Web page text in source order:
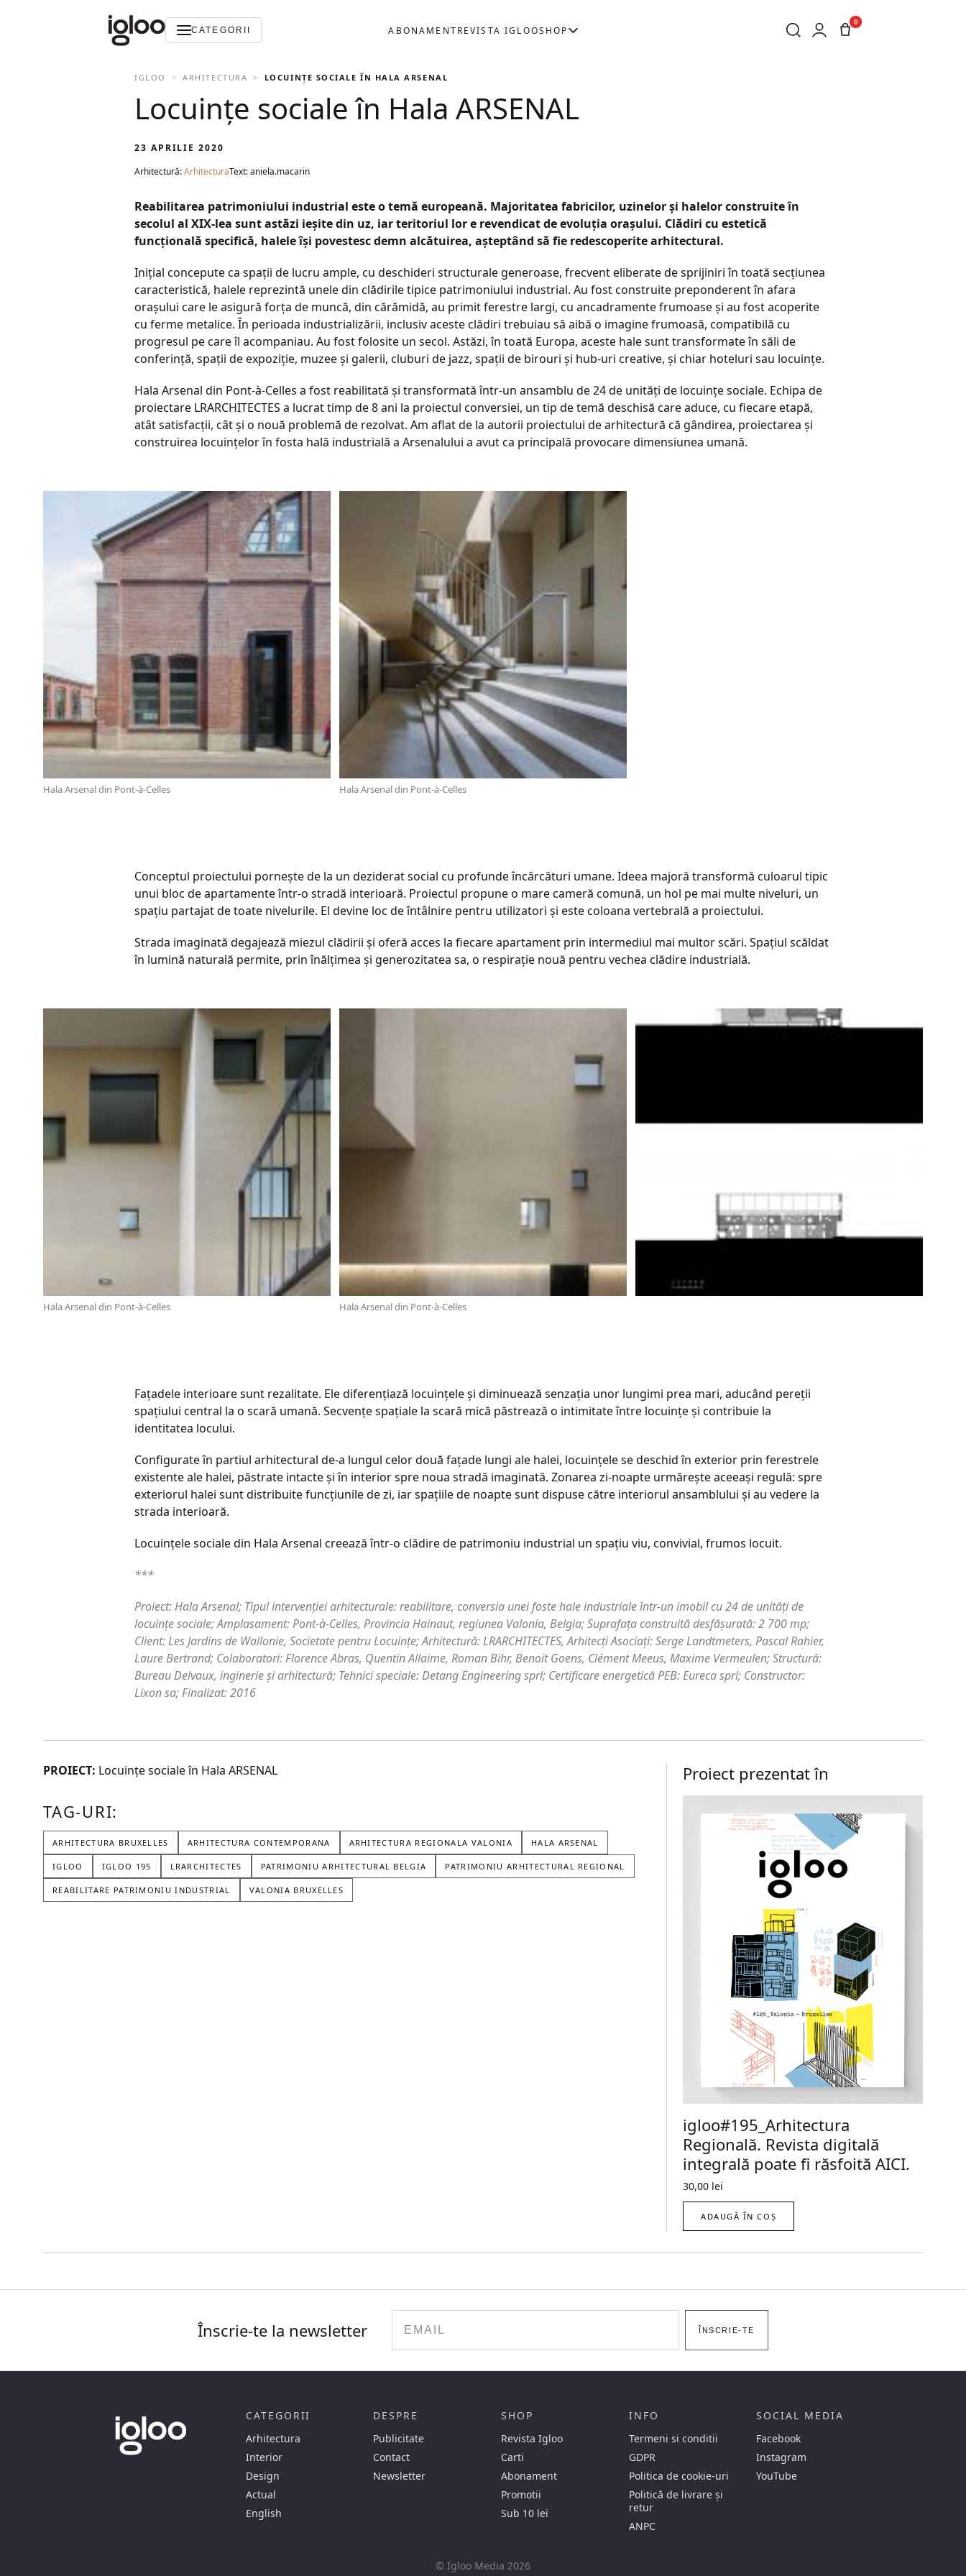
CATEGORII ABONAMENTREVISTA IGLOOSHOP
0
IGLOO ARHITECTURA LOCUINŢE SOCIALE ÎN HALA ARSENAL
Locuinţe sociale în Hala ARSENAL
23 APRILIE 2020
Arhitectură:ArhitecturaText: aniela.macarin
Reabilitarea patrimoniului industrial este o temă europeană. Majoritatea fabricilor, uzinelor şi halelor construite în
secolul al XIX-lea sunt astăzi ieşite din uz, iar teritoriul lor e revendicat de evoluţia oraşului. Clădiri cu estetică
funcţională specifică, halele îşi povestesc demn alcătuirea, aşteptând să fie redescoperite arhitectural.
Iniţial concepute ca spaţii de lucru ample, cu deschideri structurale generoase, frecvent eliberate de sprijiniri în toată secţiunea
caracteristică, halele reprezintă unele din clădirile tipice patrimoniului industrial. Au fost construite preponderent în afara
oraşului care le asigură forţa de muncă, din cărămidă, au primit ferestre largi, cu ancadramente frumoase şi au fost acoperite
cu ferme metalice. În perioada industrializării, inclusiv aceste clădiri trebuiau să aibă o imagine frumoasă, compatibilă cu
progresul pe care îl acompaniau. Au fost folosite un secol. Astăzi, în toată Europa, aceste hale sunt transformate în săli de
conferinţă, spaţii de expoziţie, muzee şi galerii, cluburi de jazz, spaţii de birouri şi hub-uri creative, şi chiar hoteluri sau locuinţe.
Hala Arsenal din Pont-à-Celles a fost reabilitată şi transformată într-un ansamblu de 24 de unităţi de locuinţe sociale. Echipa de
proiectare LRARCHITECTES a lucrat timp de 8 ani la proiectul conversiei, un tip de temă deschisă care aduce, cu fiecare etapă,
atât satisfacții, cât şi o nouă problemă de rezolvat. Am aflat de la autorii proiectului de arhitectură că gândirea, proiectarea şi
construirea locuinţelor în fosta hală industrială a Arsenalului a avut ca principală provocare dimensiunea umană.
Hala Arsenal din Pont-à-Celles Hala Arsenal din Pont-à-Celles
Conceptul proiectului porneşte de la un deziderat social cu profunde încărcături umane. Ideea majoră transformă culoarul tipic
unui bloc de apartamente într-o stradă interioară. Proiectul propune o mare cameră comună, un hol pe mai multe niveluri, un
spaţiu partajat de toate nivelurile. El devine loc de întâlnire pentru utilizatori și este coloana vertebrală a proiectului.
Strada imaginată degajează miezul clădirii şi oferă acces la fiecare apartament prin intermediul mai multor scări. Spațiul scăldat
în lumină naturală permite, prin înălțimea și generozitatea sa, o respiraţie nouă pentru vechea clădire industrială.
Hala Arsenal din Pont-à-Celles Hala Arsenal din Pont-à-Celles
Fațadele interioare sunt rezalitate. Ele diferențiază locuințele şi diminuează senzaţia unor lungimi prea mari, aducând pereţii
spaţiului central la o scară umană. Secvenţe spaţiale la scară mică păstrează o intimitate între locuințe și contribuie la
identitatea locului.
Configurate în partiul arhitectural de-a lungul celor două fațade lungi ale halei, locuinţele se deschid în exterior prin ferestrele
existente ale halei, păstrate intacte şi în interior spre noua stradă imaginată. Zonarea zi-noapte urmăreşte aceeaşi regulă: spre
exteriorul halei sunt distribuite funcţiunile de zi, iar spaţiile de noapte sunt dispuse către interiorul ansamblului şi au vedere la
strada interioară.
Locuinţele sociale din Hala Arsenal creează într-o clădire de patrimoniu industrial un spaţiu viu, convivial, frumos locuit.
***
Proiect: Hala Arsenal; Tipul intervenției arhitecturale: reabilitare, conversia unei foste hale industriale într-un imobil cu 24 de unități de
locuințe sociale; Amplasament: Pont-à-Celles, Provincia Hainaut, regiunea Valonia, Belgia; Suprafaţa construită desfăşurată: 2 700 mp;
Client: Les Jardins de Wallonie, Societate pentru Locuinţe; Arhitectură: LRARCHITECTES, Arhitecţi Asociaţi: Serge Landtmeters, Pascal Rahier,
Laure Bertrand; Colaboratori: Florence Abras, Quentin Allaime, Roman Bihr, Benoit Goens, Clément Meeus, Maxime Vermeulen; Structură:
Bureau Delvaux, inginerie şi arhitectură; Tehnici speciale: Detang Engineering sprl; Certificare energetică PEB: Eureca sprl; Constructor:
Lixon sa; Finalizat: 2016
PROIECT: Locuinţe sociale în Hala ARSENAL
TAG-URI:
ARHITECTURA BRUXELLES ARHITECTURA CONTEMPORANA ARHITECTURA REGIONALA VALONIA HALA ARSENAL
IGLOO IGLOO 195 LRARCHITECTES PATRIMONIU ARHITECTURAL BELGIA PATRIMONIU ARHITECTURAL REGIONAL
REABILITARE PATRIMONIU INDUSTRIAL VALONIA BRUXELLES
Proiect prezentat în
igloo#195_Arhitectura
Regională. Revista digitală
integrală poate fi răsfoită AICI.
30,00 lei
ADAUGĂ ÎN COȘ
Înscrie-te la newsletter ÎNSCRIE-TE
CATEGORII
Arhitectura
Interior
Design
Actual
English
DESPRE
Publicitate
Contact
Newsletter
SHOP
Revista Igloo
Carti
Abonament
Promotii
Sub 10 lei
INFO
Termeni si conditii
GDPR
Politica de cookie-uri
Politică de livrare și
retur
ANPC
SOCIAL MEDIA
Facebook
Instagram
YouTube
© Igloo Media 2026